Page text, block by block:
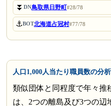
⏬DN鳥取県日野町#28/78
⚓BOT北海道占冠村#77/78
人口1,000人当たり職員数の分
類似団体と同程度で年々推
は、2つの離島及び3つの辺